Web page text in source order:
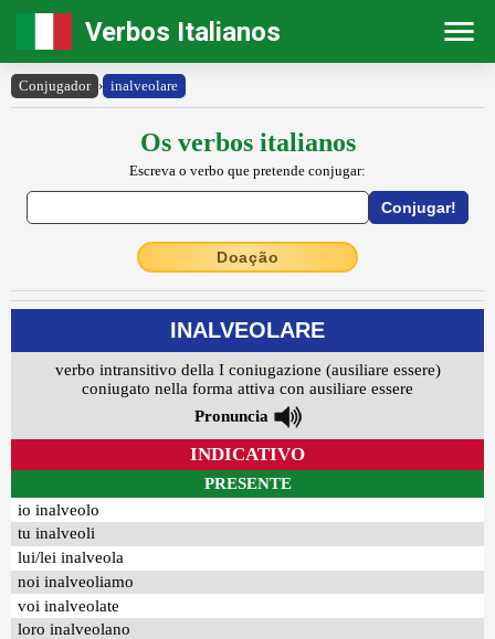
Verbos Italianos
Conjugador › inalveolare
Os verbos italianos
Escreva o verbo que pretende conjugar:
Doação
INALVEOLARE
verbo intransitivo della I coniugazione (ausiliare essere)
coniugato nella forma attiva con ausiliare essere
Pronuncia
INDICATIVO
PRESENTE
io inalveolo
tu inalveoli
lui/lei inalveola
noi inalveoliamo
voi inalveolate
loro inalveolano